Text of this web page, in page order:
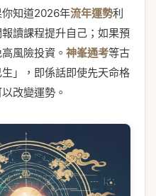
知道2026年流年運勢利
讀課程提升自己；如果預
風險投資。 神峯通考等古
」，即係話即使先天命格
改變運勢。